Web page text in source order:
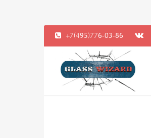
+7(495)776-03-86